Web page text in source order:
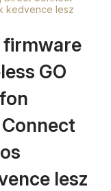
kedvence lesz
firmware
GO
lesz